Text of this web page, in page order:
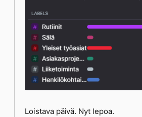
Loistava päivä. Nyt lepoa.